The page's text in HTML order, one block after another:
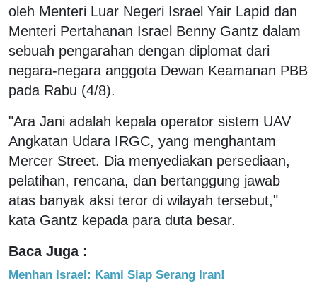
oleh Menteri Luar Negeri Israel Yair Lapid dan
Menteri Pertahanan Israel Benny Gantz dalam
sebuah pengarahan dengan diplomat dari
negara-negara anggota Dewan Keamanan PBB
pada Rabu (4/8).
"Ara Jani adalah kepala operator sistem UAV
Angkatan Udara IRGC, yang menghantam
Mercer Street. Dia menyediakan persediaan,
pelatihan, rencana, dan bertanggung jawab
atas banyak aksi teror di wilayah tersebut,"
kata Gantz kepada para duta besar.
Baca Juga :
Menhan Israel: Kami Siap Serang Iran!